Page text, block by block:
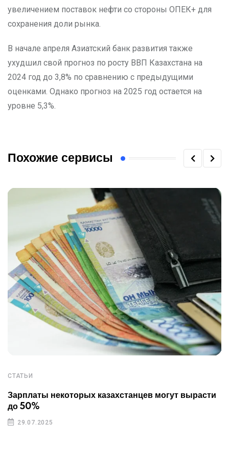
увеличением поставок нефти со стороны ОПЕК+ для
сохранения доли рынка.
В начале апреля Азиатский банк развития также
ухудшил свой прогноз по росту ВВП Казахстана на
2024 год до 3,8% по сравнению с предыдущими
оценками. Однако прогноз на 2025 год остается на
уровне 5,3%.
Похожие сервисы
СТАТЬИ
Зарплаты некоторых казахстанцев могут вырасти
до 50%
29.07.2025